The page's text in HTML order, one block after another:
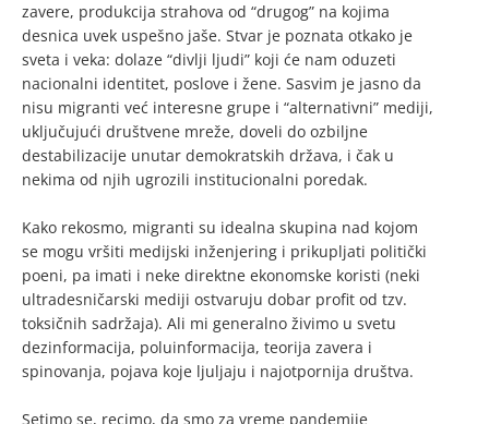
zavere, produkcija strahova od “drugog” na kojima
desnica uvek uspešno jaše. Stvar je poznata otkako je
sveta i veka: dolaze “divlji ljudi” koji će nam oduzeti
nacionalni identitet, poslove i žene. Sasvim je jasno da
nisu migranti već interesne grupe i “alternativni” mediji,
uključujući društvene mreže, doveli do ozbiljne
destabilizacije unutar demokratskih država, i čak u
nekima od njih ugrozili institucionalni poredak.
Kako rekosmo, migranti su idealna skupina nad kojom
se mogu vršiti medijski inženjering i prikupljati politički
poeni, pa imati i neke direktne ekonomske koristi (neki
ultradesničarski mediji ostvaruju dobar profit od tzv.
toksičnih sadržaja). Ali mi generalno živimo u svetu
dezinformacija, poluinformacija, teorija zavera i
spinovanja, pojava koje ljuljaju i najotpornija društva.
Setimo se, recimo, da smo za vreme pandemije